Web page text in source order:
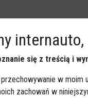
zapamiętali ją jako
żyjeElżbieta Samsel
nr 5, 7, 10, a
internauto,
się z treścią i
w
zachowań w